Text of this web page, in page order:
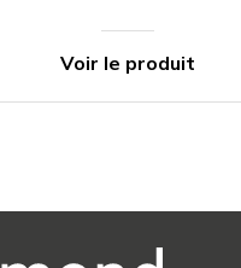
Voir le produit